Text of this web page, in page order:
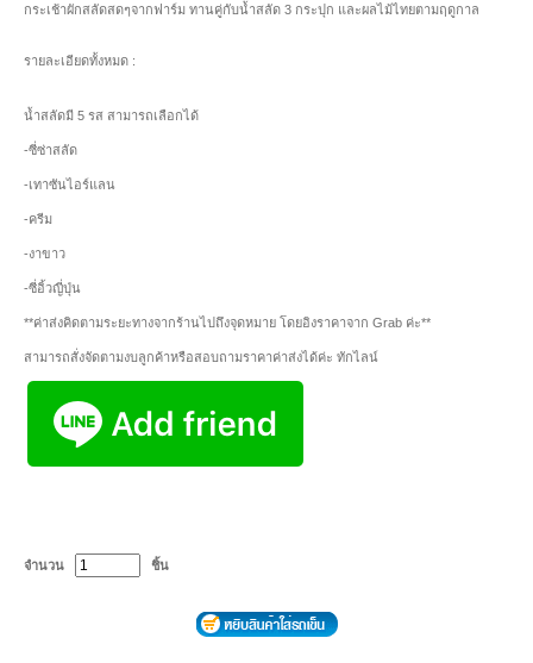
กระเช้าผักสลัดสดๆจากฟาร์ม ทานคู่กับน้ำสลัด 3 กระปุก และผลไม้ไทยตามฤดูกาล
รายละเอียดทั้งหมด :
น้ำสลัดมี 5 รส สามารถเลือกได้
-ซี่ซ่าสลัด
-เทาซันไอร์แลน
-ครีม
-งาขาว
-ซี่อิ้วญี่ปุ่น
**ค่าส่งคิดตามระยะทางจากร้านไปถึงจุดหมาย โดยอิงราคาจาก Grab ค่ะ**
สามารถสั่งจัดตามงบลูกค้าหรือสอบถามราคาค่าส่งได้ค่ะ ทักไลน์
จำนวน ชิ้น